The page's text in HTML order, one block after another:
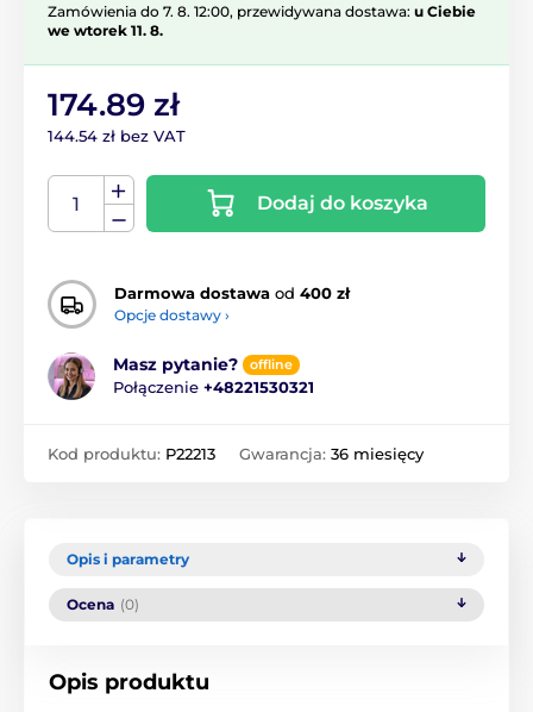
Zamówienia do 7. 8. 12:00, przewidywana dostawa: u Ciebie
we wtorek 11. 8.
174.89 zł
144.54 zł bez VAT
Dodaj do koszyka
Darmowa dostawa od 400 zł
Opcje dostawy ›
Masz pytanie? offline
Połączenie +48221530321
Kod produktu: P22213 Gwarancja: 36 miesięcy
Opis i parametry
Ocena (0)
Opis produktu